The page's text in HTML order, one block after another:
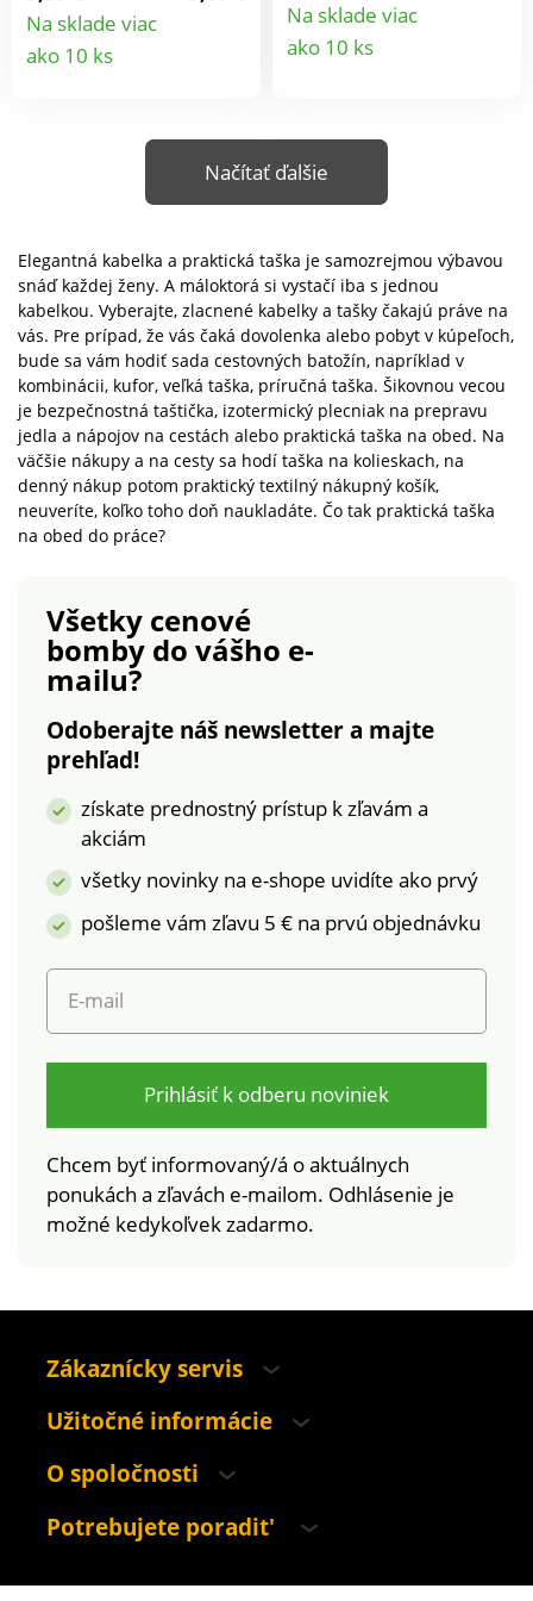
prevedeniach Materiál
polyesterRozmery
prevedeniachMateriál
polyester Rozmery
cm
41x32cmMateriál:
100% bavlna
Na sklade viac
ako 10 ks
uzatvárateľnú zipsovú
priehradku na mince, 9
veľké vnútorné vrecká
v bočných častiach a 1
vonkajšie vrecko
20x10cm.
Na sklade viac
ako 10 ks
Načítať ďalšie
Elegantná kabelka a praktická taška je samozrejmou výbavou
snáď každej ženy. A máloktorá si vystačí iba s jednou
kabelkou. Vyberajte, zlacnené kabelky a tašky čakajú práve na
vás. Pre prípad, že vás čaká dovolenka alebo pobyt v kúpeľoch,
bude sa vám hodiť sada cestovných batožín, napríklad v
kombinácii, kufor, veľká taška, príručná taška. Šikovnou vecou
je bezpečnostná taštička, izotermický plecniak na prepravu
jedla a nápojov na cestách alebo praktická taška na obed. Na
väčšie nákupy a na cesty sa hodí taška na kolieskach, na
denný nákup potom praktický textilný nákupný košík,
neuveríte, koľko toho doň naukladáte. Čo tak praktická taška
na obed do práce?
Všetky cenové
bomby do vášho e-
mailu?
Odoberajte náš newsletter a majte
prehľad!
získate prednostný prístup k zľavám a
akciám
všetky novinky na e-shope uvidíte ako prvý
pošleme vám zľavu 5 € na prvú objednávku
E-mail
Prihlásiť k odberu noviniek
Chcem byť informovaný/á o aktuálnych
ponukách a zľavách e-mailom. Odhlásenie je
možné kedykoľvek zadarmo.
Zákaznícky servis
Užitočné informácie
O spoločnosti
Potrebujete poradit'